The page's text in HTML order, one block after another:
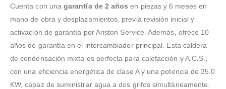
Cuenta con unagarantía de 2 años en piezas y 6 meses en
mano de obra y desplazamientos, previa revisión inicial y
activación de garantía por Ariston Service. Además, ofrece 10
años de garantía en el intercambiador principal. Esta caldera
de condensación mixta es perfecta para calefacción y A.C.S.,
con una eficiencia energética de clase A y una potencia de 35.0
KW, capaz de suministrar agua a dos grifos simultáneamente.